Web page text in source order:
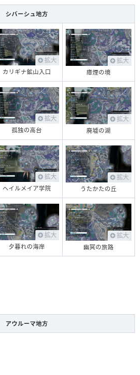
シバーシュ地方
拡大
カリギナ鉱山入口
拡大
瘴煙の境
拡大
孤独の高台
拡大
廃墟の湖
拡大
ヘイルメイア学院
拡大
うたかたの丘
拡大
夕暮れの海岸
拡大
幽冥の旅路
アウルーマ地方